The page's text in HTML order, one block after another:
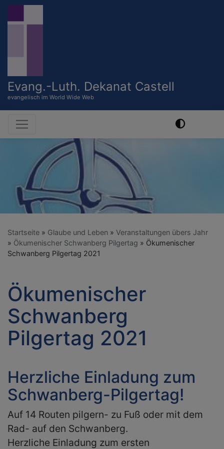
Direkt
Evang.-Luth. Dekanat Castell
evangelisch im World Wide Web
Hauptnavigation
Startseite Glaube und Leben
Veranstaltungen übers Jahr
Ökumenischer Schwanberg Pilgertag
Ökumenischer
Schwanberg Pilgertag 2021
Ökumenischer
Schwanberg
Pilgertag 2021
Herzliche Einladung zum
Schwanberg-Pilgertag!
Auf 14 Routen pilgern- zu Fuß oder mit dem
Rad- auf den Schwanberg.
Herzliche Einladung zum ersten